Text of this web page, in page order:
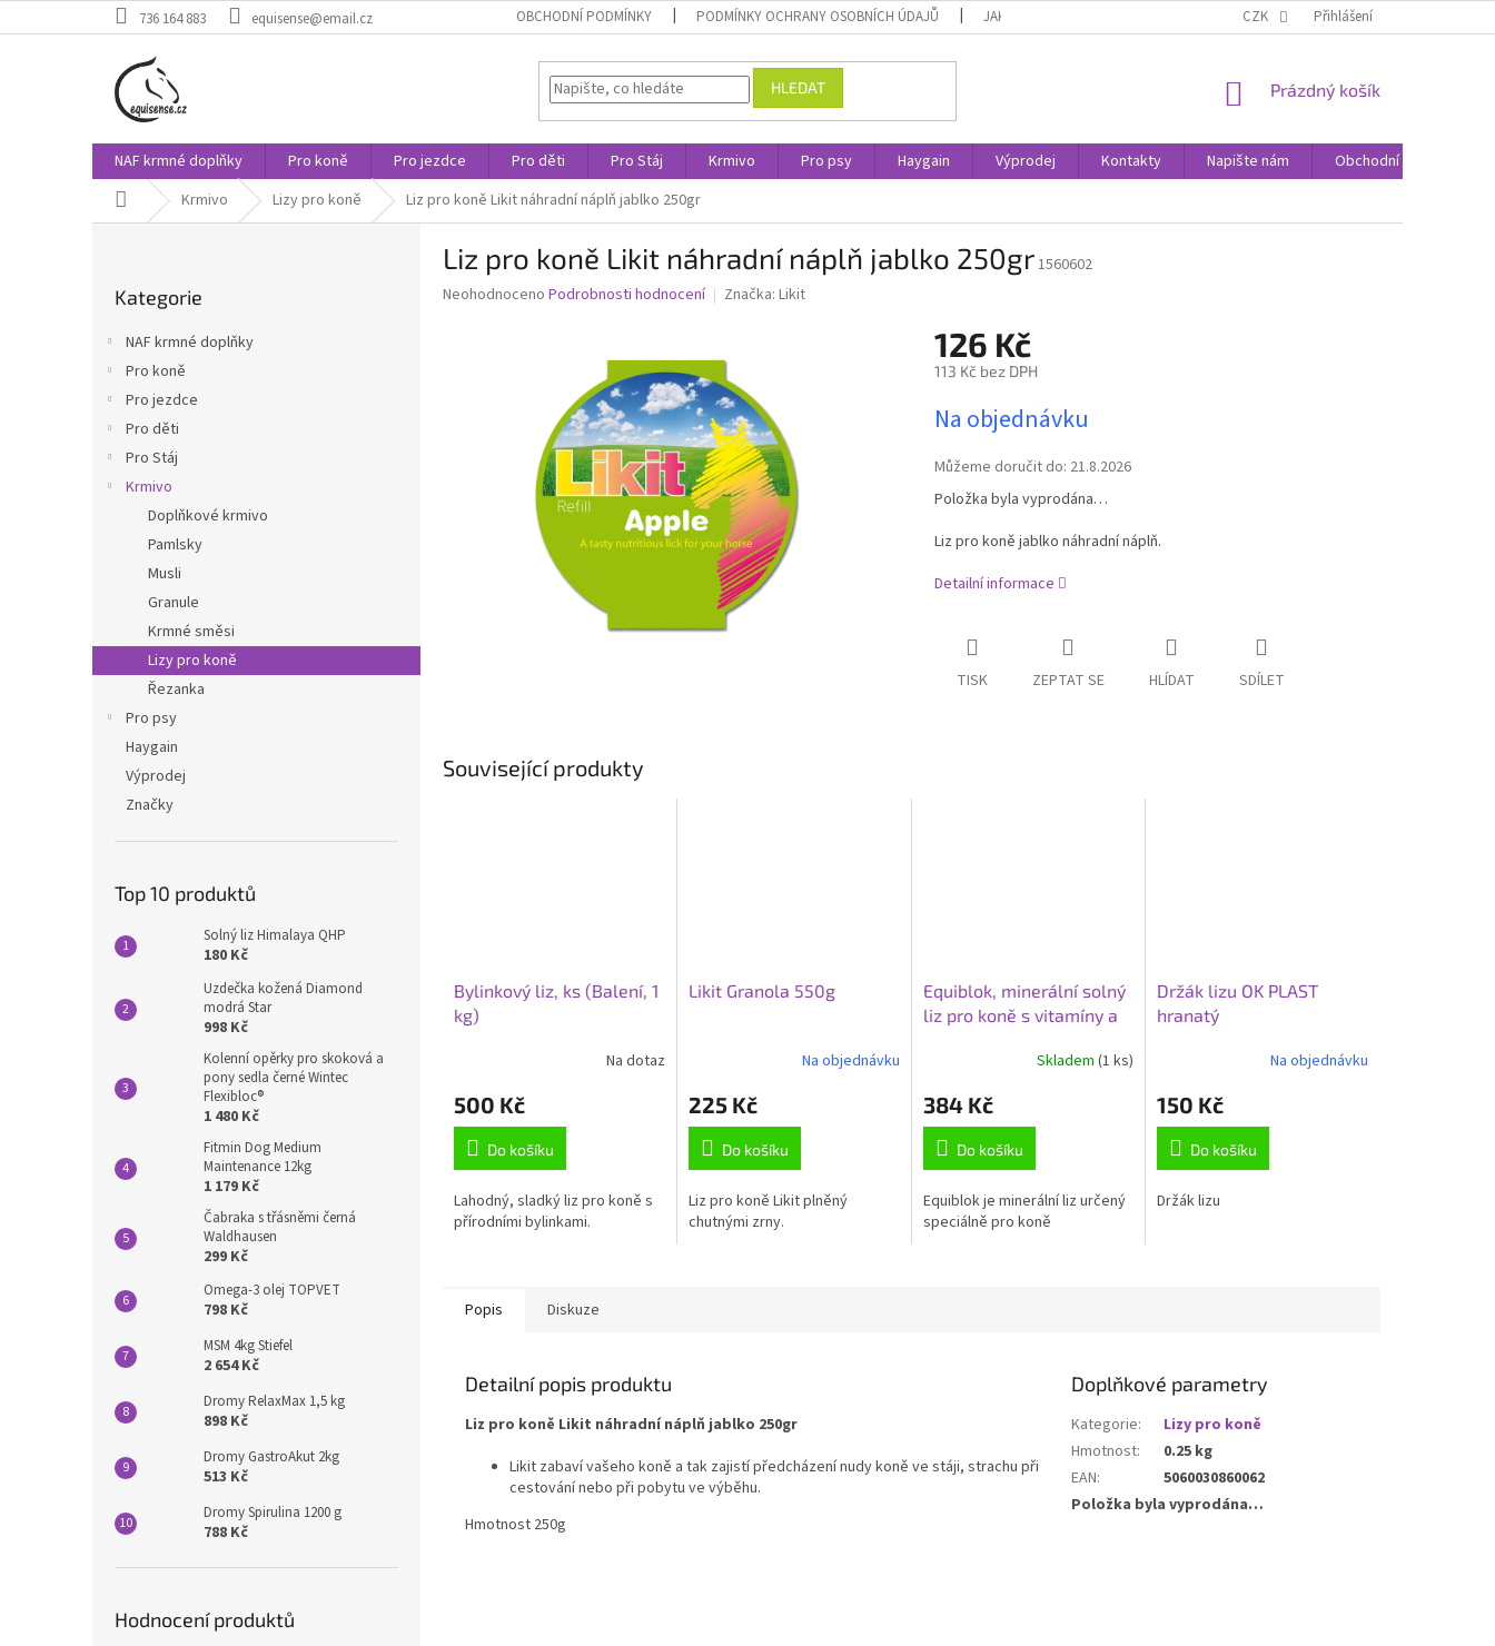
na
736 164 883 equisense@email.cz OBCHODNÍ PODMÍNKY PODMÍNKY OCHRANY OSOBNÍCH ÚDAJŮ JAK NAKUPOVAT CZK Přihlášení
HLEDAT
NÁKUPNÍ
Prázdný košík
NAF krmné doplňky Pro koně Pro jezdce Pro děti Pro Stáj Krmivo Pro psy Haygain Výprodej Kontakty Napište nám
Obchodní podmínky
Domů Krmivo Lizy pro koně Liz pro koně Likit náhradní náplň jablko 250gr
kategorie
Kategorie
NAF krmné doplňky
Pro koně
Pro jezdce
Pro děti
Pro Stáj
Krmivo
Doplňkové krmivo
Pamlsky
Musli
Granule
Krmné směsi
Lizy pro koně
Řezanka
Pro psy
Haygain
Výprodej
Značky
Top 10 produktů
Solný liz Himalaya QHP
180 Kč
Uzdečka kožená Diamond
modrá Star
998 Kč
Kolenní opěrky pro skoková a
pony sedla černé Wintec
Flexibloc®
1 480 Kč
Fitmin Dog Medium
Maintenance 12kg
1 179 Kč
Čabraka s třásněmi černá
Waldhausen
299 Kč
Omega-3 olej TOPVET
798 Kč
MSM 4kg Stiefel
2 654 Kč
Dromy RelaxMax 1,5 kg
898 Kč
Dromy GastroAkut 2kg
513 Kč
Dromy Spirulina 1200 g
788 Kč
Hodnocení produktů
Liz pro koně Likit náhradní náplň jablko 250gr1560602
Průměrné
Neohodnoceno Podrobnosti hodnocení Značka: Likit
126 Kč
113 Kč bez DPH
cena:
Na objednávku
Můžeme doručit do: 21.8.2026
Položka byla vyprodána…
Liz pro koně jablko náhradní náplň.
Detailní informace
TISK ZEPTAT SE HLÍDAT SDÍLET
Související produkty
Bylinkový liz, ks (Balení, 1
kg)
Na dotaz
500 Kč
Do košíku
Lahodný, sladký liz pro koně s
přírodními bylinkami.
Likit Granola 550g
produktu
je
5,0
z
5
hvězdiček.
Na objednávku
225 Kč
Do košíku
Liz pro koně Likit plněný
chutnými zrny.
Equiblok, minerální solný
liz pro koně s vitamíny a
Skladem(1 ks)
384 Kč
Do košíku
Equiblok je minerální liz určený
speciálně pro koně
Držák lizu OK PLAST
hranatý
Na objednávku
150 Kč
Do košíku
Držák lizu
Popis Diskuze
Detailní popis produktu
Liz pro koně Likit náhradní náplň jablko 250gr
Likit zabaví vašeho koně a tak zajistí předcházení nudy koně ve stáji, strachu při
cestování nebo při pobytu ve výběhu.
Hmotnost 250g
Doplňkové parametry
Kategorie:
Lizy pro koně
Hmotnost:
0.25 kg
EAN:
5060030860062
Položka byla vyprodána…